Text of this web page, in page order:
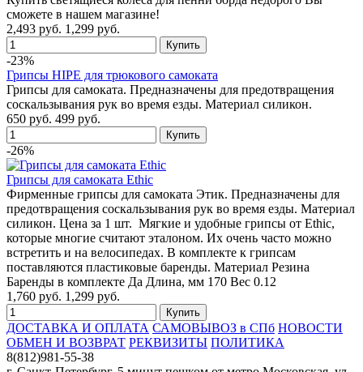
сможете в нашем магазине!
2,493 руб. 1,299 руб.
-23%
Грипсы HIPE для трюкового самоката
Грипсы для самоката. Предназначены для предотвращения
соскальзывания рук во время езды. Материал силикон.
650 руб. 499 руб.
-26%
Грипсы для самоката Ethic
Фирменные грипсы для самоката Этик. Предназначены для
предотвращения соскальзывания рук во время езды. Материал
силикон. Цена за 1 шт. Мягкие и удобные грипсы от Ethic,
которые многие считают эталоном. Их очень часто можно
встретить и на велосипедах. В комплекте к грипсам
поставляются пластиковые баренды. Материал Резина
Баренды в комплекте Да Длина, мм 170 Вес 0.12
1,760 руб. 1,299 руб.
ДОСТАВКА И ОПЛАТА САМОВЫВОЗ в СПб НОВОСТИ
ОБМЕН И ВОЗВРАТ РЕКВИЗИТЫ ПОЛИТИКА
8(812)981-55-38